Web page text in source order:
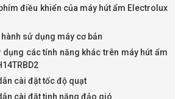
điều khiển của máy hút ẩm Electrolux
sử dụng máy cơ bản
dụng các tính năng khác trên máy hút ẩm
cài đặt tốc độ quạt
cài đặt tinh năng đảo gió